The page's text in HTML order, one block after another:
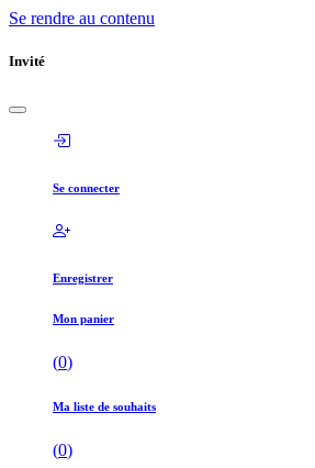
Se rendre au contenu
Invité
Se connecter
Enregistrer
Mon panier
(0)
Ma liste de souhaits
(0)